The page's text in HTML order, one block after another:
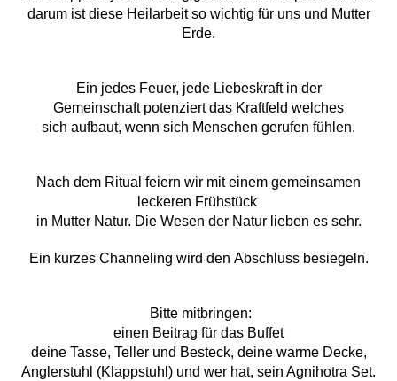
darum ist diese Heilarbeit so wichtig für uns und Mutter
Erde.
Ein jedes Feuer, jede Liebeskraft in der
Gemeinschaft potenziert das Kraftfeld welches
sich aufbaut, wenn sich Menschen gerufen fühlen.
Nach dem Ritual feiern wir mit einem gemeinsamen
leckeren Frühstück
in Mutter Natur. Die Wesen der Natur lieben es sehr.
Ein kurzes Channeling wird den Abschluss besiegeln.
Bitte mitbringen:
einen Beitrag für das Buffet
deine Tasse, Teller und Besteck, deine warme Decke,
Anglerstuhl (Klappstuhl) und wer hat, sein Agnihotra Set.